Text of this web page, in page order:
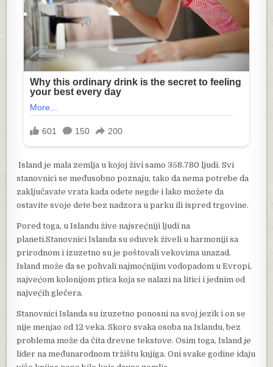
Island je mala zemlja u kojoj živi samo 358.780 ljudi. Svi
stanovnici se međusobno poznaju, tako da nema potrebe da
zaključavate vrata kada odete negde i lako možete da
ostavite svoje dete bez nadzora u parku ili ispred trgovine.
Pored toga, u Islandu žive najsrećniji ljudi na
planeti.Stanovnici Islanda su oduvek živeli u harmoniji sa
prirodnom i izuzetno su je poštovali vekovima unazad.
Island može da se pohvali najmoćnijim vodopadom u Evropi,
najvećom kolonijom ptica koja se nalazi na litici i jednim od
najvećih glečera.
Stanovnici Islanda su izuzetno ponosni na svoj jezik i on se
nije menjao od 12 veka. Skoro svaka osoba na Islandu, bez
problema može da čita drevne tekstove. Osim toga, Island je
lider na međunarodnom tržištu knjiga. Oni svake godine idaju